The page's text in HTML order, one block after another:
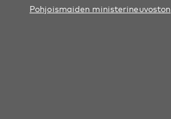
Pohjoismaiden ministerineuvoston